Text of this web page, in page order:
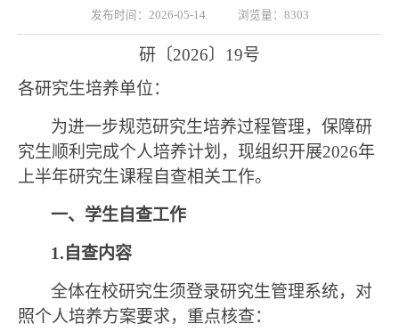
发布时间：2026-05-14 浏览量： 8303
研〔2026〕 19号
各研究生培养单位：
为进一步规范研究生培养过程管理，保障研
究生顺利完成个人培养计划，现组织开展2026年
上半年研究生课程自查相关工作。
一、学生自查工作
1. 自查内容
全体在校研究生须登录研究生管理系统，对
照个人培养方案要求，重点核查：